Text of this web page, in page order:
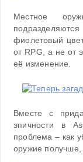
Местное
фиолетовый
от RPG, а не от
её изменение.
Вместе с
эпичности в
проблема – как
оружие получше,